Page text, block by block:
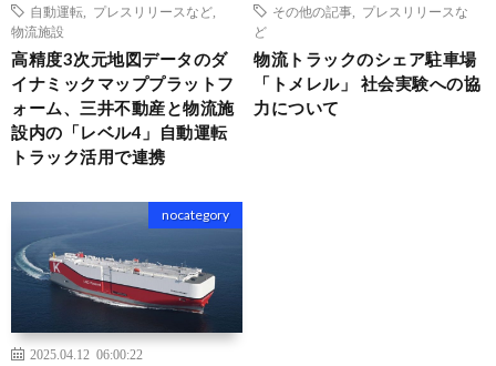
自動運転
プレスリリースなど
物流施設
高精度3次元地図データのダ
イナミックマッププラットフ
ォーム、三井不動産と物流施
設内の「レベル4」自動運転
トラック活用で連携
その他の記事
プレスリリースな
ど
物流トラックのシェア駐⾞場
「トメレル」 社会実験への協
⼒について
nocategory
2025.04.12 06:00:22